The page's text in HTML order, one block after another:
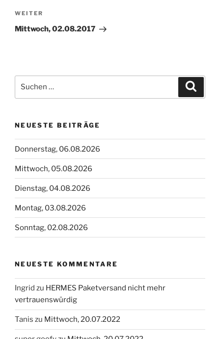
Nächster
Beitrag
WEITER
Mittwoch, 02.08.2017
nach:
NEUESTE BEITRÄGE
Donnerstag, 06.08.2026
Mittwoch, 05.08.2026
Dienstag, 04.08.2026
Montag, 03.08.2026
Sonntag, 02.08.2026
NEUESTE KOMMENTARE
Ingrid zu HERMES Paketversand nicht mehr
vertrauenswürdig
Tanis zu Mittwoch, 20.07.2022